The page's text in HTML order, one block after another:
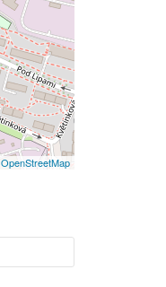
OpenStreetMap